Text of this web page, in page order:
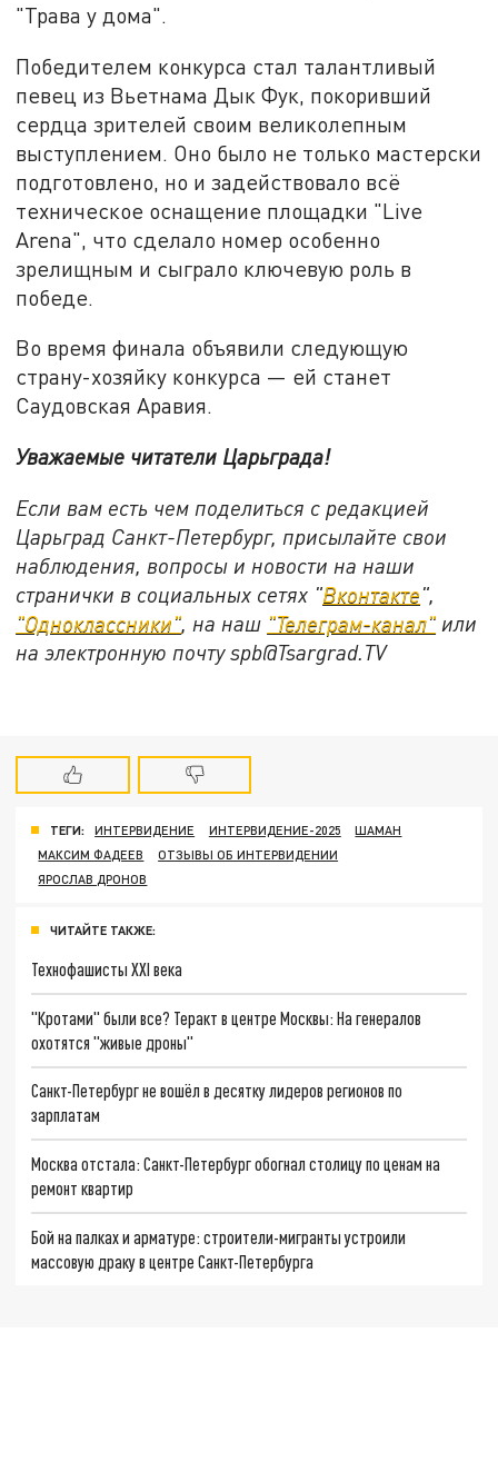
"Трава у дома".
Победителем конкурса стал талантливый
певец из Вьетнама Дык Фук, покоривший
сердца зрителей своим великолепным
выступлением. Оно было не только мастерски
подготовлено, но и задействовало всё
техническое оснащение площадки "Live
Arena", что сделало номер особенно
зрелищным и сыграло ключевую роль в
победе.
Во время финала объявили следующую
страну-хозяйку конкурса — ей станет
Саудовская Аравия.
Уважаемые читатели Царьграда!
Если вам есть чем поделиться с редакцией
Царьград Санкт-Петербург, присылайте свои
наблюдения, вопросы и новости на наши
странички в социальных сетях "Вконтакте",
"Одноклассники" , на наш "Телеграм-канал" или
на электронную почту spb@Tsargrad.TV
ТЕГИ: ИНТЕРВИДЕНИЕ ИНТЕРВИДЕНИЕ-2025
ШАМАН
МАКСИМ ФАДЕЕВ
ОТЗЫВЫ ОБ ИНТЕРВИДЕНИИ
ЯРОСЛАВ ДРОНОВ
ЧИТАЙТЕ ТАКЖЕ:
Технофашисты XXI века
"Кротами" были все? Теракт в центре Москвы: На генералов
охотятся "живые дроны"
Санкт-Петербург не вошёл в десятку лидеров регионов по
зарплатам
Москва отстала: Санкт-Петербург обогнал столицу по ценам на
ремонт квартир
Бой на палках и арматуре: строители-мигранты устроили
массовую драку в центре Санкт-Петербурга